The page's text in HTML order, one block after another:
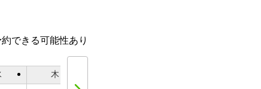
できる可能性あり
木